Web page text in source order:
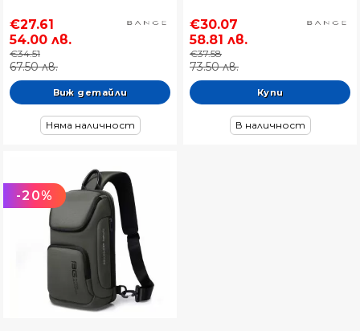
€27.61
54.00 лв.
€34.51
67.50 лв.
Виж детайли
Няма наличност
€30.07
58.81 лв.
€37.58
73.50 лв.
В наличност
-20%